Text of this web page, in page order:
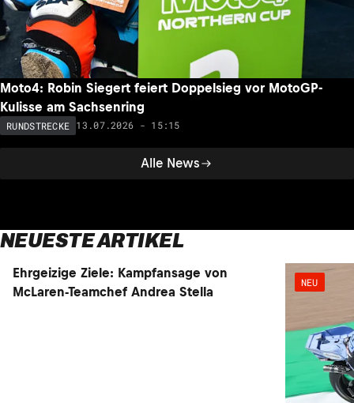
Alle News
Moto4: Robin Siegert feiert Doppelsieg vor MotoGP-
Kulisse am Sachsenring
RUNDSTRECKE 13.07.2026 - 15:15
NEUESTE ARTIKEL
NEU NEU